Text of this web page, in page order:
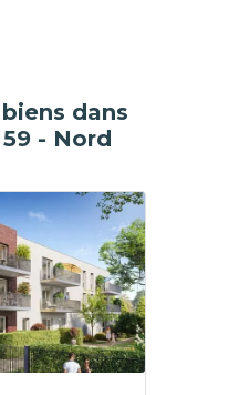
dans
- Nord